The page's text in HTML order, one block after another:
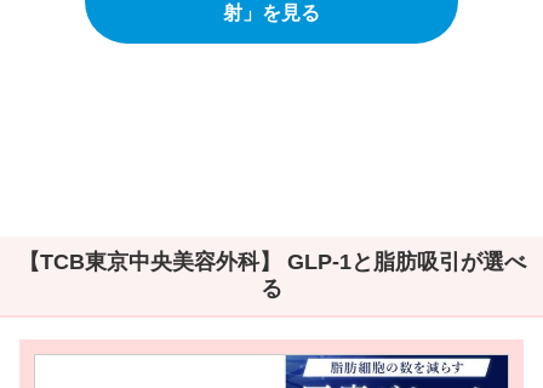
射」を見る
【TCB東京中央美容外科】 GLP-1と脂肪吸引が選べ
る